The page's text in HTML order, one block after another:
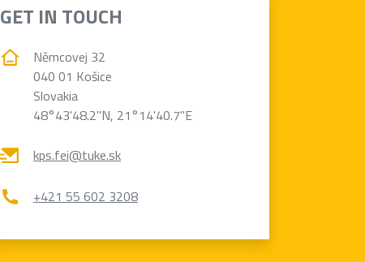
GET IN TOUCH
Němcovej 32
040 01 Košice
Slovakia
48°43'48.2"N, 21°14'40.7"E
kps.fei@tuke.sk
+421 55 602 3208